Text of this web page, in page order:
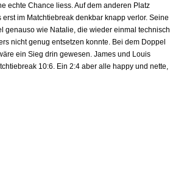
echte Chance liess. Auf dem anderen Platz
im Matchtiebreak denkbar knapp verlor. Seine
genauso wie Natalie, die wieder einmal technisch
nicht genug entsetzen konnte. Bei dem Doppel
ein Sieg drin gewesen. James und Louis
10:6. Ein 2:4 aber alle happy und nette,